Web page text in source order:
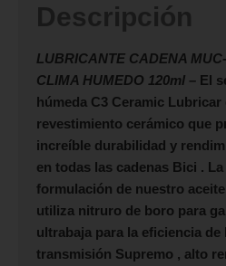
Descripción
LUBRICANTE CADENA
CLIMA HUMEDO 120ml – El
húmeda C3 Ceramic
revestimiento cerámico que
increíble durabilidad y
en todas las cadenas Bici .
formulación de nuestro
utiliza nitruro de boro para
ultrabaja para la eficiencia de
transmisión Supremo , alto